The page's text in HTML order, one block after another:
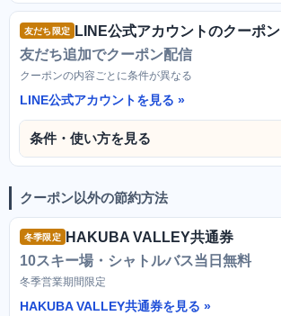
友だち限定
LINE公式アカウントのクーポン
友だち追加でクーポン配信
クーポンの内容ごとに条件が異なる
LINE公式アカウントを見る
条件・使い方を見る
クーポン以外の節約方法
冬季限定
HAKUBA VALLEY共通券
10スキー場・シャトルバス当日無料
冬季営業期間限定
HAKUBA VALLEY共通券を見る